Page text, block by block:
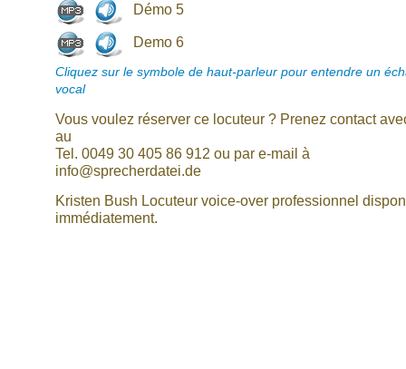
Démo 5
Demo 6
Cliquez sur le symbole de haut-parleur pour entendre un
vocal
Vous voulez réserver ce locuteur ? Prenez contact
au
Tel. 0049 30 405 86 912 ou par e-mail à
info@sprecherdatei.de
Kristen Bush Locuteur voice-over professionnel
immédiatement.